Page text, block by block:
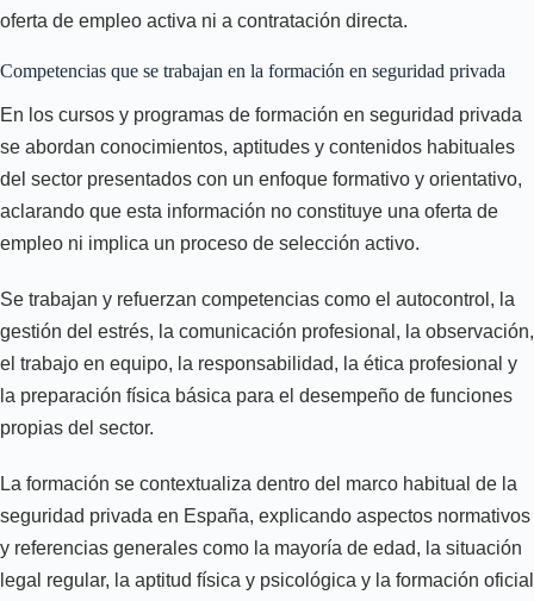
oferta de empleo activa ni a contratación directa.
Competencias que se trabajan en la formación en seguridad privada
En los cursos y programas de formación en seguridad privada
se abordan conocimientos, aptitudes y contenidos habituales
del sector presentados con un enfoque formativo y orientativo,
aclarando que esta información no constituye una oferta de
empleo ni implica un proceso de selección activo.
Se trabajan y refuerzan competencias como el autocontrol, la
gestión del estrés, la comunicación profesional, la observación,
el trabajo en equipo, la responsabilidad, la ética profesional y
la preparación física básica para el desempeño de funciones
propias del sector.
La formación se contextualiza dentro del marco habitual de la
seguridad privada en España, explicando aspectos normativos
y referencias generales como la mayoría de edad, la situación
legal regular, la aptitud física y psicológica y la formación oficial